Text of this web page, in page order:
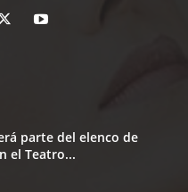
parte del elenco de
el Teatro...